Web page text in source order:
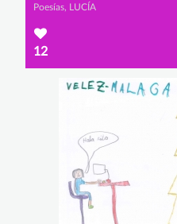
Poesías, LUCÍA
12